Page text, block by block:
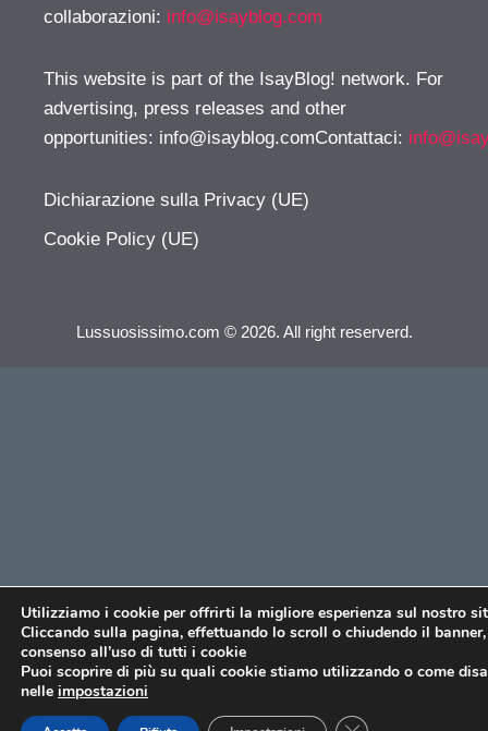
collaborazioni: info@isayblog.com
This website is part of the IsayBlog! network. For
advertising, press releases and other
opportunities: info@isayblog.comContattaci:
Dichiarazione sulla Privacy (UE)
Cookie Policy (UE)
Lussuosissimo.com © 2026. All right reserverd.
Utilizziamo i cookie per offrirti la migliore esperienza sul nostro
Cliccando sulla pagina, effettuando lo scroll o chiudendo il
consenso all’uso di tutti i cookie
Puoi scoprire di più su quali cookie stiamo utilizzando o come
nelle impostazioni